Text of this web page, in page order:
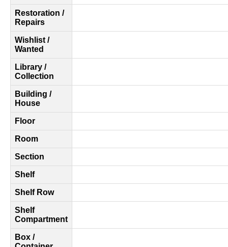
Restoration /
Repairs
Wishlist /
Wanted
Library /
Collection
Building /
House
Floor
Room
Section
Shelf
Shelf Row
Shelf
Compartment
Box /